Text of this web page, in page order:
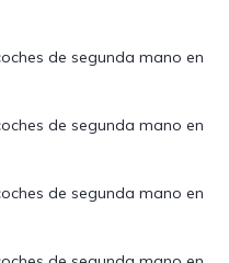
de segunda mano en
de segunda mano en
de segunda mano en